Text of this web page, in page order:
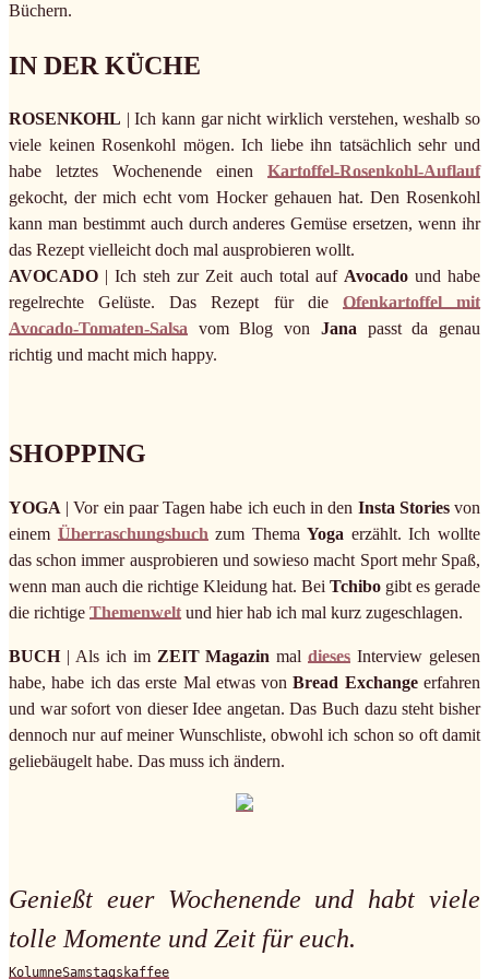
Büchern.
IN DER KÜCHE
ROSENKOHL | Ich kann gar nicht wirklich verstehen, weshalb so
viele keinen Rosenkohl mögen. Ich liebe ihn tatsächlich sehr und
habe letztes Wochenende einen Kartoffel-Rosenkohl-Auflauf
gekocht, der mich echt vom Hocker gehauen hat. Den Rosenkohl
kann man bestimmt auch durch anderes Gemüse ersetzen, wenn ihr
das Rezept vielleicht doch mal ausprobieren wollt.
AVOCADO | Ich steh zur Zeit auch total auf Avocadound habe
regelrechte Gelüste. Das Rezept für die Ofenkartoffel mit
Avocado-Tomaten-Salsa vom Blog von Janapasst da genau
richtig und macht mich happy.
SHOPPING
YOGA | Vor ein paar Tagen habe ich euch in den Insta Storiesvon
einem Überraschungsbuch zum ThemaYoga erzählt. Ich wollte
das schon immer ausprobieren und sowieso macht Sport mehr Spaß,
wenn man auch die richtige Kleidung hat. Bei Tchibo gibt es gerade
die richtige Themenwelt und hier hab ich mal kurz zugeschlagen.
BUCH| Als ich im ZEIT Magazin maldieses Interview gelesen
habe, habe ich das erste Mal etwas vonBread Exchangeerfahren
und war sofort von dieser Idee angetan. Das Buch dazu steht bisher
dennoch nur auf meiner Wunschliste, obwohl ich schon so oft damit
geliebäugelt habe. Das muss ich ändern.
Genießt euer Wochenende und habt viele
tolle Momente und Zeit für euch.
KolumneSamstagskaffee